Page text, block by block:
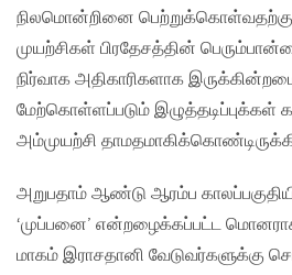
நிலமொன்றினை
முயற்சிகள் பிரதேசத்தின்
நிர்வாக அதிகாரிகளாக
மேற்கொள்ளப்படும்
அம்முயற்சி
அறுபதாம் ஆண்டு ஆரம்ப
‘முப்பனை’ என்றழைக்கப்பட்ட
மாகம் இராசதானி வேடுவர்களுக்கு